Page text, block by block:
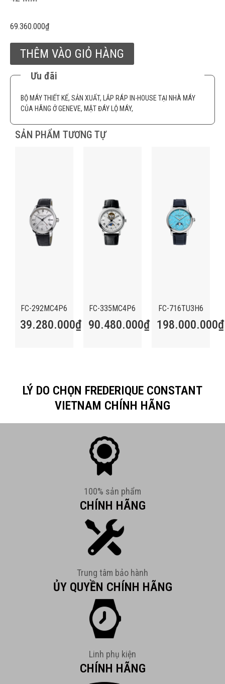
69.360.000₫
THÊM VÀO GIỎ HÀNG
Ưu đãi
BỘ MÁY THIẾT KẾ, SẢN XUẤT, LẮP RÁP IN-HOUSE TẠI NHÀ MÁY
CỦA HÃNG Ở GENEVE, MẶT ĐÁY LỘ MÁY,
SẢN PHẨM TƯƠNG TỰ
FC-292MC4P6
39.280.000₫
FC-335MC4P6
90.480.000₫
FC-716TU3H6
198.000.000₫
LÝ DO CHỌN FREDERIQUE CONSTANT
VIETNAM CHÍNH HÃNG
100% sản phẩm
CHÍNH HÃNG
Trung tâm bảo hành
ỦY QUYỀN CHÍNH HÃNG
Linh phụ kiện
CHÍNH HÃNG